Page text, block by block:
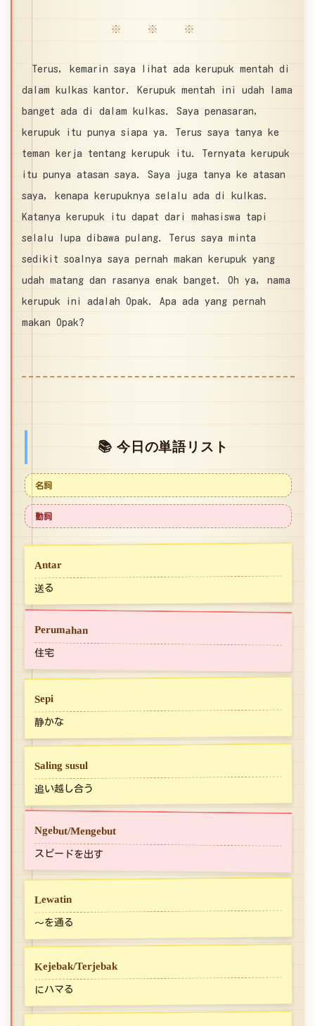
※ ※ ※
Terus, kemarin saya lihat ada kerupuk mentah di
dalam kulkas kantor. Kerupuk mentah ini udah lama
banget ada di dalam kulkas. Saya penasaran,
kerupuk itu punya siapa ya. Terus saya tanya ke
teman kerja tentang kerupuk itu. Ternyata kerupuk
itu punya atasan saya. Saya juga tanya ke atasan
saya, kenapa kerupuknya selalu ada di kulkas.
Katanya kerupuk itu dapat dari mahasiswa tapi
selalu lupa dibawa pulang. Terus saya minta
sedikit soalnya saya pernah makan kerupuk yang
udah matang dan rasanya enak banget. Oh ya, nama
kerupuk ini adalah Opak. Apa ada yang pernah
makan Opak?
📚 今日の単語リスト
名詞
動詞
Antar
送る
Perumahan
住宅
Sepi
静かな
Saling susul
追い越し合う
Ngebut/Mengebut
スピードを出す
Lewatin
～を通る
Kejebak/Terjebak
にハマる